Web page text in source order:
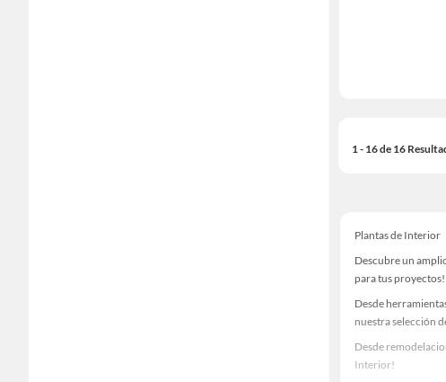
1 - 16 de 16
Plantas de Interior
Descubre un
para tus proyectos!
Desde
nuestra selección
Desde
Interior!